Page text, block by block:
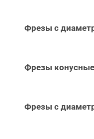
Фрезы с
Фрезы конусные
Фрезы с